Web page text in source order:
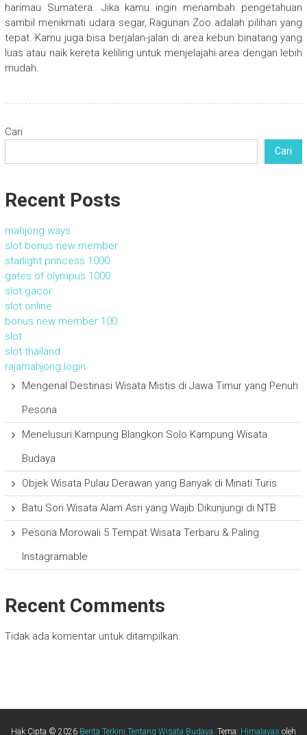
harimau Sumatera. Jika kamu ingin menambah pengetahuan
sambil menikmati udara segar, Ragunan Zoo adalah pilihan yang
tepat. Kamu juga bisa berjalan-jalan di area kebun binatang yang
luas atau naik kereta keliling untuk menjelajahi area dengan lebih
mudah.
Cari
Cari
Recent Posts
mahjong ways
slot bonus new member
starlight princess 1000
gates of olympus 1000
slot gacor
slot online
bonus new member 100
slot
slot thailand
rajamahjong login
Mengenal Destinasi Wisata Mistis di Jawa Timur yang Penuh
Pesona
Menelusuri Kampung Blangkon Solo Kampung Wisata
Budaya
Objek Wisata Pulau Derawan yang Banyak di Minati Turis
Batu Sori Wisata Alam Asri yang Wajib Dikunjungi di NTB
Pesona Morowali 5 Tempat Wisata Terbaru & Paling
Instagramable
Recent Comments
Tidak ada komentar untuk ditampilkan.
Hak Cipta © 2026 Berita Terkini Tentang Wisata Budaya . Tema: Himalayas oleh